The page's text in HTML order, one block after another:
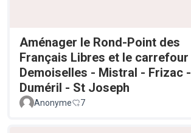
Aménager le Rond-Point des
Français Libres et le carrefour
Demoiselles - Mistral - Frizac -
Duméril - St Joseph
Anonyme 7